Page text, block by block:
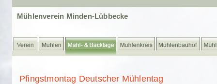
Mühlenverein Minden-Lübbecke
Pfingstmontag Deutscher Mühlentag